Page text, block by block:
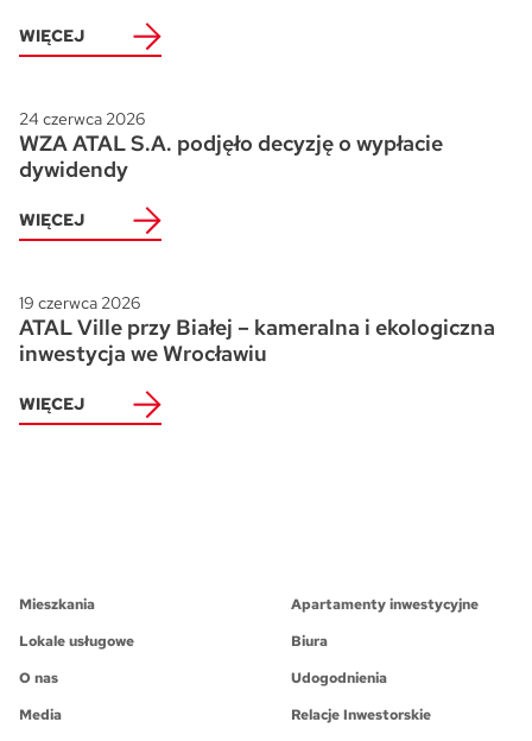
WIĘCEJ
24 czerwca 2026
WZA ATAL S.A. podjęło decyzję o wypłacie
dywidendy
WIĘCEJ
19 czerwca 2026
ATAL Ville przy Białej – kameralna i ekologiczna
inwestycja we Wrocławiu
WIĘCEJ
Mieszkania
Apartamenty inwestycyjne
Lokale usługowe
Biura
O nas
Udogodnienia
Media
Relacje Inwestorskie